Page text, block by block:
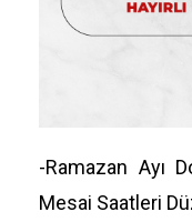
-Ramazan Ayı
Mesai Saatleri